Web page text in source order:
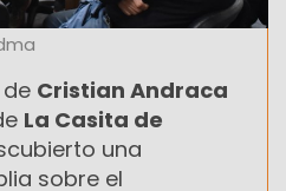
Cristian Andraca
La Casita de
una
sobre el